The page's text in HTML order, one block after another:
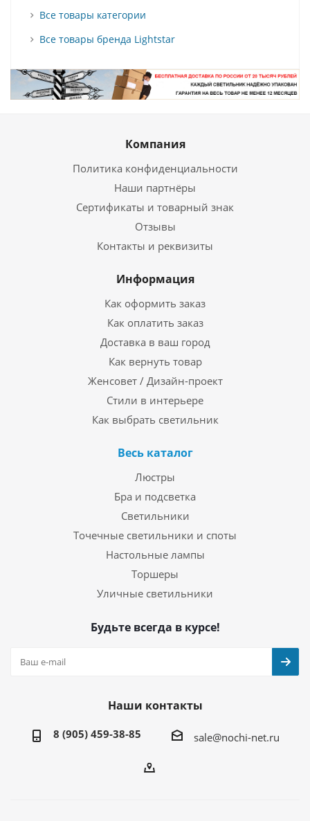
Все товары категории
Все товары бренда Lightstar
Компания
Политика конфиденциальности
Наши партнёры
Сертификаты и товарный знак
Отзывы
Контакты и реквизиты
Информация
Как оформить заказ
Как оплатить заказ
Доставка в ваш город
Как вернуть товар
Женсовет / Дизайн-проект
Стили в интерьере
Как выбрать светильник
Весь каталог
Люстры
Бра и подсветка
Светильники
Точечные светильники и споты
Настольные лампы
Торшеры
Уличные светильники
Будьте всегда в курсе!
Наши контакты
8 (905) 459-38-85 sale@nochi-net.ru